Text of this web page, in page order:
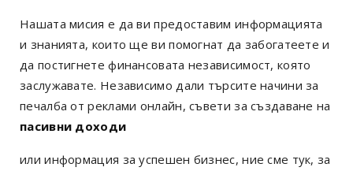
Нашата мисия е да ви предоставим информацията
и знанията, които ще ви помогнат да забогатеете и
да постигнете финансовата независимост, която
заслужавате. Независимо дали търсите начини за
печалба от реклами онлайн, съвети за създаване на
пасивни доходи
или информация за успешен бизнес, ние сме тук, за